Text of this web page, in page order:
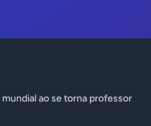
ao se torna professor